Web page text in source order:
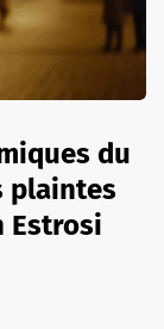
du
plaintes
Estrosi